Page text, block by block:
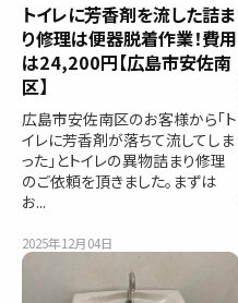
トイレに芳香剤を流した詰ま
り修理は便器脱着作業！費用
は24,200円【広島市安佐南
区】
広島市安佐南区のお客様から「ト
イレに芳香剤が落ちて流してしま
った」とトイレの異物詰まり修理
のご依頼を頂きました。まずは
お...
2025年12月04日